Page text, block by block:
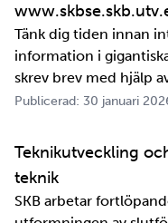
Tänk dig tiden innan
information i
skrev brev med hjälp
om ett meddelande
perspektiv i alla fall.
Publicerad: 30 januari
Teknikutveckling
teknik
SKB arbetar